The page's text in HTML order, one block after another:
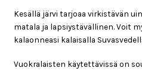
Kesällä järvi tarjoaa virkistävän
matala ja lapsiystävällinen. Voit
kalaonneasi kalaisalla
Vuokralaisten käytettävissä on